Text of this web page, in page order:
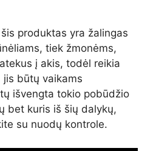
produktas yra žalingas
tiek žmonėms,
į akis, todėl reikia
būtų vaikams
išvengta tokio pobūdžio
bet kuris iš šių dalykų,
su nuodų kontrole.